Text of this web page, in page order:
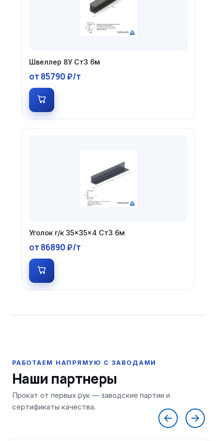
Швеллер 8У Ст3 6м
от 85790 ₽/т
Уголок г/к 35×35×4 Ст3 6м
от 86890 ₽/т
Наши партнеры